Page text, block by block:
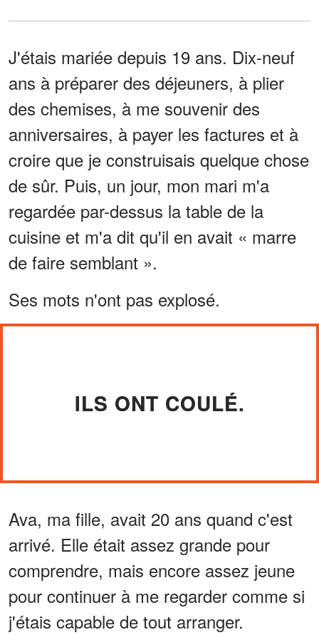
J'étais mariée depuis 19 ans. Dix-neuf
ans à préparer des déjeuners, à plier
des chemises, à me souvenir des
anniversaires, à payer les factures et à
croire que je construisais quelque chose
de sûr. Puis, un jour, mon mari m'a
regardée par-dessus la table de la
cuisine et m'a dit qu'il en avait « marre
de faire semblant ».
Ses mots n'ont pas explosé.
ILS ONT COULÉ.
Ava, ma fille, avait 20 ans quand c'est
arrivé. Elle était assez grande pour
comprendre, mais encore assez jeune
pour continuer à me regarder comme si
j'étais capable de tout arranger.